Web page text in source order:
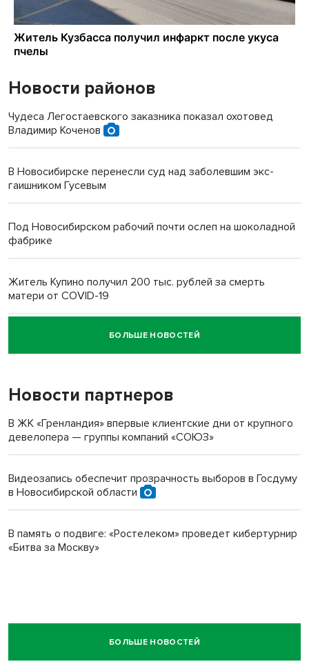
Новости районов
Чудеса Легостаевского заказника показал охотовед
Владимир Коченов
В Новосибирске перенесли суд над заболевшим экс-
гаишником Гусевым
Под Новосибирском рабочий почти ослеп на шоколадной
фабрике
Житель Купино получил 200 тыс. рублей за смерть
матери от COVID-19
Новосибирский суд наказал водителя за смерть
пенсионерки на вокзале
БОЛЬШЕ НОВОСТЕЙ
Новости партнеров
В ЖК «Гренландия» впервые клиентские дни от крупного
девелопера — группы компаний «СОЮЗ»
Видеозапись обеспечит прозрачность выборов в Госдуму
в Новосибирской области
В память о подвиге: «Ростелеком» проведет кибертурнир
«Битва за Москву»
БОЛЬШЕ НОВОСТЕЙ